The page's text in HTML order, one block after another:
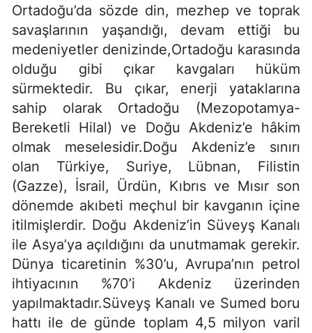
Ortadoğu’da sözde din, mezhep ve toprak
savaşlarının yaşandığı, devam ettiği bu
medeniyetler denizinde,Ortadoğu karasında
olduğu gibi çıkar kavgaları hüküm
sürmektedir. Bu çıkar, enerji yataklarına
sahip olarak Ortadoğu (Mezopotamya-
Bereketli Hilal) ve Doğu Akdeniz’e hâkim
olmak meselesidir.Doğu Akdeniz’e sınırı
olan Türkiye, Suriye, Lübnan, Filistin
(Gazze), İsrail, Ürdün, Kıbrıs ve Mısır son
dönemde akıbeti meçhul bir kavganın içine
itilmişlerdir. Doğu Akdeniz’in Süveyş Kanalı
ile Asya’ya açıldığını da unutmamak gerekir.
Dünya ticaretinin %30’u, Avrupa’nın petrol
ihtiyacının %70’i Akdeniz üzerinden
yapılmaktadır.Süveyş Kanalı ve Sumed boru
hattı ile de günde toplam 4,5 milyon varil